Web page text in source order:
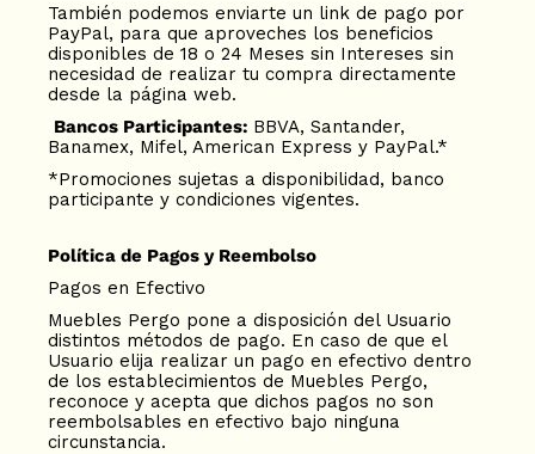
También podemos enviarte un link de pago por
PayPal, para que aproveches los beneficios
disponibles de 18 o 24 Meses sin Intereses sin
necesidad de realizar tu compra directamente
desde la página web.
Bancos Participantes: BBVA, Santander,
Banamex, Mifel, American Express y PayPal.*
*Promociones sujetas a disponibilidad, banco
participante y condiciones vigentes.
Política de Pagos y Reembolso
Pagos en Efectivo
Muebles Pergo pone a disposición del Usuario
distintos métodos de pago. En caso de que el
Usuario elija realizar un pago en efectivo dentro
de los establecimientos de Muebles Pergo,
reconoce y acepta que dichos pagos no son
reembolsables en efectivo bajo ninguna
circunstancia.